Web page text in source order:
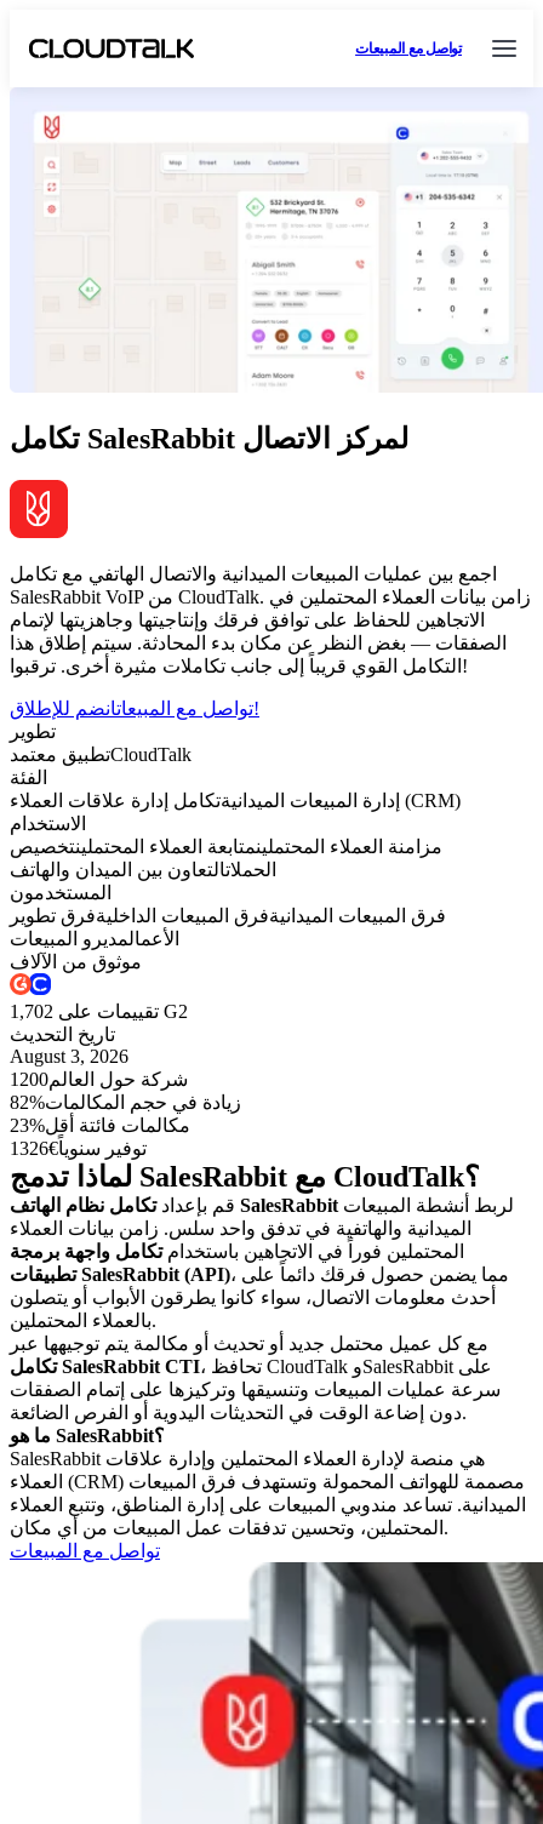
تواصل مع المبيعات
تكامل SalesRabbit لمركز الاتصال
اجمع بين عمليات المبيعات الميدانية والاتصال الهاتفي مع تكامل
SalesRabbit VoIP من CloudTalk. زامن بيانات العملاء المحتملين في
الاتجاهين للحفاظ على توافق فرقك وإنتاجيتها وجاهزيتها لإتمام
الصفقات — بغض النظر عن مكان بدء المحادثة. سيتم إطلاق هذا
التكامل القوي قريباً إلى جانب تكاملات مثيرة أخرى. ترقبوا!
تواصل مع المبيعاتانضم للإطلاق!
تطوير
تطبيق معتمدCloudTalk
الفئة
إدارة المبيعات الميدانية تكامل إدارة علاقات العملاء (CRM)
الاستخدام
مزامنة العملاء المحتملينمتابعة العملاء المحتملينتخصيص
الحملاتالتعاون بين الميدان والهاتف
المستخدمون
فرق المبيعات الميدانيةفرق المبيعات الداخليةفرق تطوير
الأعمالمديرو المبيعات
موثوق من الآلاف
1,702 تقييمات على G2
تاريخ التحديث
August 3, 2026
1200شركة حول العالم
82%زيادة في حجم المكالمات
23%مكالمات فائتة أقل
1326€توفير سنوياً
لماذا تدمج SalesRabbit مع CloudTalk؟
قم بإعداد تكامل نظام الهاتف SalesRabbit
الميدانية والهاتفية في تدفق واحد سلس. زامن بيانات العملاء
المحتملين فوراً في الاتجاهين باستخدامتكامل واجهة برمجة
تطبيقات SalesRabbit (API)، مما يضمن حصول فرقك دائماً على
أحدث معلومات الاتصال، سواء كانوا يطرقون الأبواب أو يتصلون
بالعملاء المحتملين.
مع كل عميل محتمل جديد أو تحديث أو مكالمة يتم توجيهها عبر
تكامل SalesRabbit CTI، تحافظ CloudTalk وSalesRabbit على
سرعة عمليات المبيعات وتنسيقها وتركيزها على إتمام الصفقات
دون إضاعة الوقت في التحديثات اليدوية أو الفرص الضائعة.
ما هو SalesRabbit؟
SalesRabbit هي منصة لإدارة العملاء المحتملين وإدارة علاقات
العملاء (CRM) مصممة للهواتف المحمولة وتستهدف فرق المبيعات
الميدانية. تساعد مندوبي المبيعات على إدارة المناطق، وتتبع العملاء
المحتملين، وتحسين تدفقات عمل المبيعات من أي مكان.
تواصل مع المبيعات